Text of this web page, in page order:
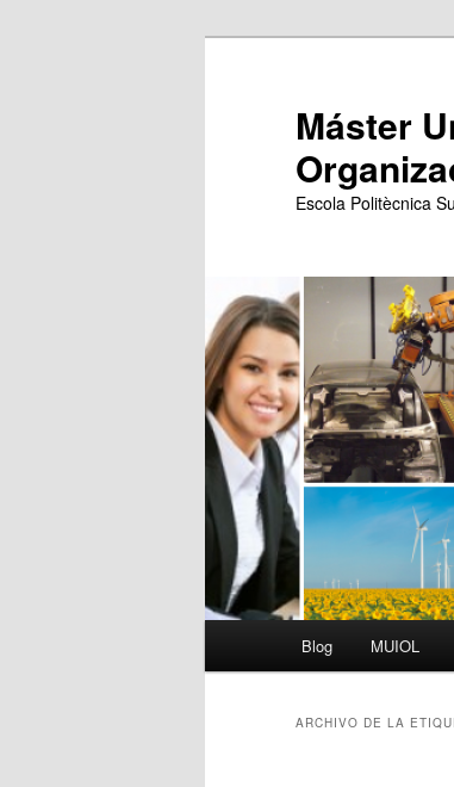
Máster
Escola Politècnica
Blog MUIOL
ARCHIVO DE LA